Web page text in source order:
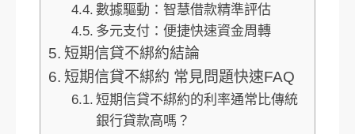
數據驅動：智慧借款精準評估
多元支付：便捷快速資金周轉
短期信貸不綁約結論
短期信貸不綁約 常見問題快速FAQ
短期信貸不綁約的利率通常比傳統
銀行貸款高嗎？